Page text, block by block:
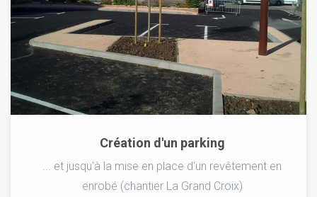
Création d'un parking
... et jusqu'à la mise en place d'un revêtement en
enrobé (chantier La Grand Croix)